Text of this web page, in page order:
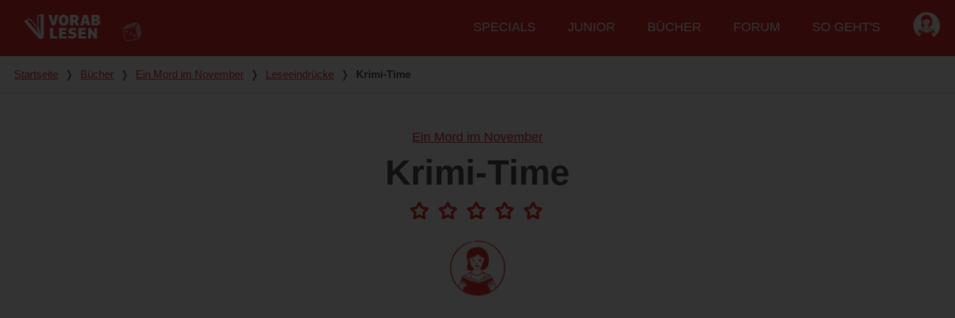
Hauptmenü
SPECIALS JUNIOR BÜCHER FORUM SO GEHT'S
Du bist hier
Startseite ❭ Bücher ❭ Ein Mord im November ❭ Leseeindrücke ❭ Krimi-Time
Ein Mord im November
Krimi-Time